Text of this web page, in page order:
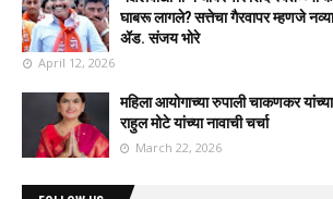
घाबरू लागले? सत्तेचा गैरवापर म्हणजे
ॲड. संजय भोरे
April 12, 2026
महिला आयोगाच्या रुपाली चाकणकर यांच्या
राहुल मोटे यांच्या नावाची चर्चा
March 22, 2026